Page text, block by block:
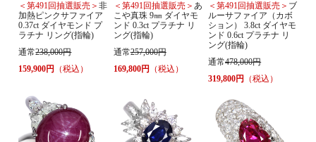
＜第491回抽選販売＞非
加熱ピンクサファイア
0.37ct ダイヤモンド プ
ラチナ リング(指輪)
通常238,000円
159,900円
（税込）
＜第491回抽選販売＞ あ
こや真珠 9㎜ ダイヤモ
ンド 0.3ct プラチナ リ
ング(指輪)
通常257,000円
169,800円
（税込）
＜第491回抽選販売＞ ブ
ルーサファイア（カボ
ション） 3.8ct ダイヤモ
ンド 0.6ct プラチナ リ
ング(指輪)
通常478,000円
319,800円
（税込）